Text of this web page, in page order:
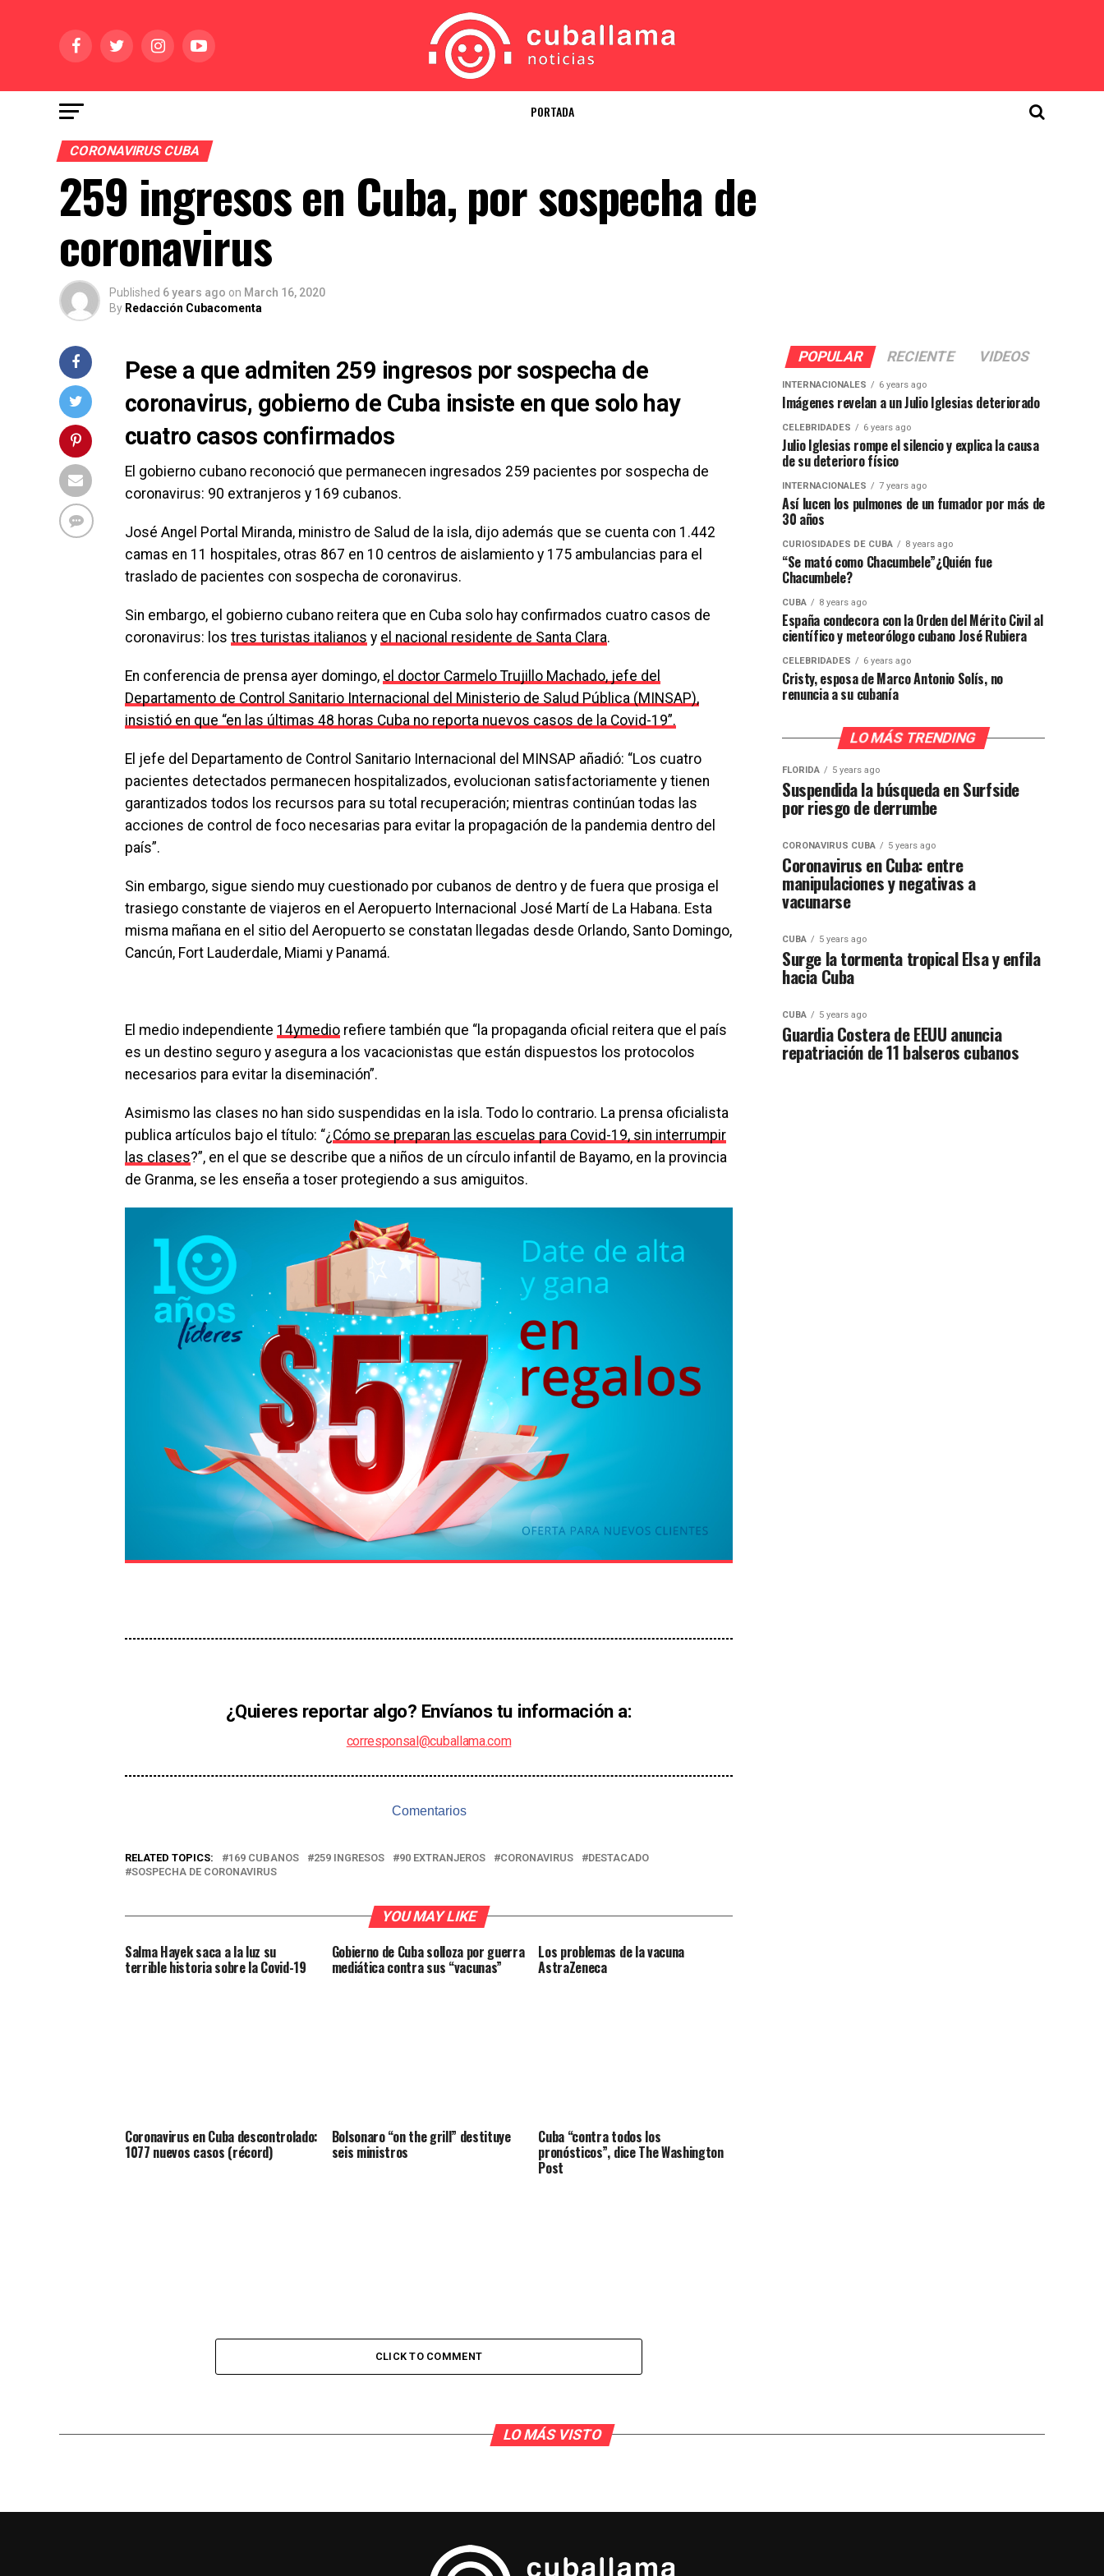
PORTADA
CORONAVIRUS CUBA
259 ingresos en Cuba, por sospecha de
coronavirus
Published 6 years ago on March 16, 2020
By Redacción Cubacomenta
Pese a que admiten 259 ingresos por sospecha de
coronavirus, gobierno de Cuba insiste en que solo hay
cuatro casos confirmados
El gobierno cubano reconoció que permanecen ingresados 259 pacientes por sospecha de
coronavirus: 90 extranjeros y 169 cubanos.
José Angel Portal Miranda, ministro de Salud de la isla, dijo además que se cuenta con 1.442
camas en 11 hospitales, otras 867 en 10 centros de aislamiento y 175 ambulancias para el
traslado de pacientes con sospecha de coronavirus.
Sin embargo, el gobierno cubano reitera que en Cuba solo hay confirmados cuatro casos de
coronavirus: los tres turistas italianos y el nacional residente de Santa Clara.
En conferencia de prensa ayer domingo, el doctor Carmelo Trujillo Machado, jefe del
Departamento de Control Sanitario Internacional del Ministerio de Salud Pública (MINSAP),
insistió en que “en las últimas 48 horas Cuba no reporta nuevos casos de la Covid-19”.
El jefe del Departamento de Control Sanitario Internacional del MINSAP añadió: “Los cuatro
pacientes detectados permanecen hospitalizados, evolucionan satisfactoriamente y tienen
garantizados todos los recursos para su total recuperación; mientras continúan todas las
acciones de control de foco necesarias para evitar la propagación de la pandemia dentro del
país”.
Sin embargo, sigue siendo muy cuestionado por cubanos de dentro y de fuera que prosiga el
trasiego constante de viajeros en el Aeropuerto Internacional José Martí de La Habana. Esta
misma mañana en el sitio del Aeropuerto se constatan llegadas desde Orlando, Santo Domingo,
Cancún, Fort Lauderdale, Miami y Panamá.
El medio independiente 14ymedio refiere también que “la propaganda oficial reitera que el país
es un destino seguro y asegura a los vacacionistas que están dispuestos los protocolos
necesarios para evitar la diseminación”.
Asimismo las clases no han sido suspendidas en la isla. Todo lo contrario. La prensa oficialista
publica artículos bajo el título: “¿ Cómo se preparan las escuelas para Covid-19, sin interrumpir
las clases?”, en el que se describe que a niños de un círculo infantil de Bayamo, en la provincia
de Granma, se les enseña a toser protegiendo a sus amiguitos.
¿Quieres reportar algo? Envíanos tu información a:
corresponsal@cuballama.com
Comentarios
RELATED TOPICS: 169 CUBANOS 259 INGRESOS 90 EXTRANJEROS CORONAVIRUS
DESTACADO
SOSPECHA DE CORONAVIRUS
YOU MAY LIKE
Salma Hayek saca a la luz su
terrible historia sobre la Covid-19
Gobierno de Cuba solloza por guerra
mediática contra sus “vacunas”
Los problemas de la vacuna
AstraZeneca
Coronavirus en Cuba descontrolado:
1077 nuevos casos (récord)
Bolsonaro “on the grill” destituye
seis ministros
Cuba “contra todos los
pronósticos”, dice The Washington
Post
CLICK TO COMMENT
POPULAR RECIENTE VIDEOS
INTERNACIONALES 6 years ago
Imágenes revelan a un Julio Iglesias deteriorado
CELEBRIDADES 6 years ago
Julio Iglesias rompe el silencio y explica la causa
de su deterioro físico
INTERNACIONALES 7 years ago
Así lucen los pulmones de un fumador por más de
30 años
CURIOSIDADES DE CUBA 8 years ago
“Se mató como Chacumbele”¿Quién fue
Chacumbele?
CUBA 8 years ago
España condecora con la Orden del Mérito Civil al
científico y meteorólogo cubano José Rubiera
CELEBRIDADES 6 years ago
Cristy, esposa de Marco Antonio Solís, no
renuncia a su cubanía
LO MÁS TRENDING
FLORIDA 5 years ago
Suspendida la búsqueda en Surfside
por riesgo de derrumbe
CORONAVIRUS CUBA 5 years ago
Coronavirus en Cuba: entre
manipulaciones y negativas a
vacunarse
CUBA 5 years ago
Surge la tormenta tropical Elsa y enfila
hacia Cuba
CUBA 5 years ago
Guardia Costera de EEUU anuncia
repatriación de 11 balseros cubanos
LO MÁS VISTO